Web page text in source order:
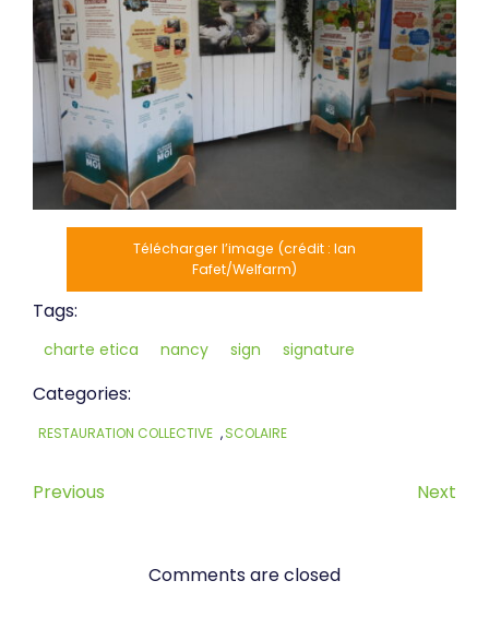
Télécharger l’image (crédit : Ian
Fafet/Welfarm)
Tags:
charte etica nancy sign signature
Categories:
RESTAURATION COLLECTIVE ,SCOLAIRE
Previous Next
Comments are closed